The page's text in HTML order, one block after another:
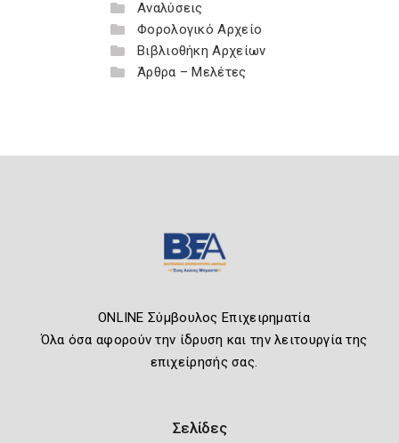
Αναλύσεις
Φορολογικό Αρχείο
Βιβλιοθήκη Αρχείων
Άρθρα – Μελέτες
ONLINE Σύμβουλος Επιχειρηματία
Όλα όσα αφορούν την ίδρυση και την λειτουργία της
επιχείρησής σας.
Σελίδες